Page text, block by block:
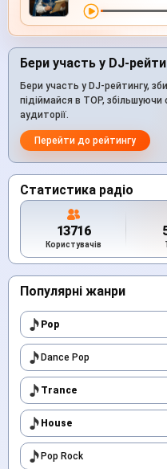
Бери участь у DJ-
Бери участь у DJ-рейтингу,
підіймайся в TOP, збільшуючи
аудиторії.
Перейти до рейтингу
Статистика радіо
13716
Користувачів
Популярні жанри
Pop
Dance Pop
Trance
House
Pop Rock